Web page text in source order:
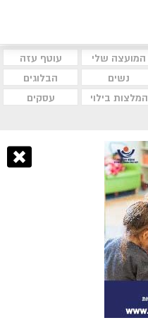
המועצה שלי
עוטף עזה
נשים
הבלוגים
המלצות בילוי
עסקים